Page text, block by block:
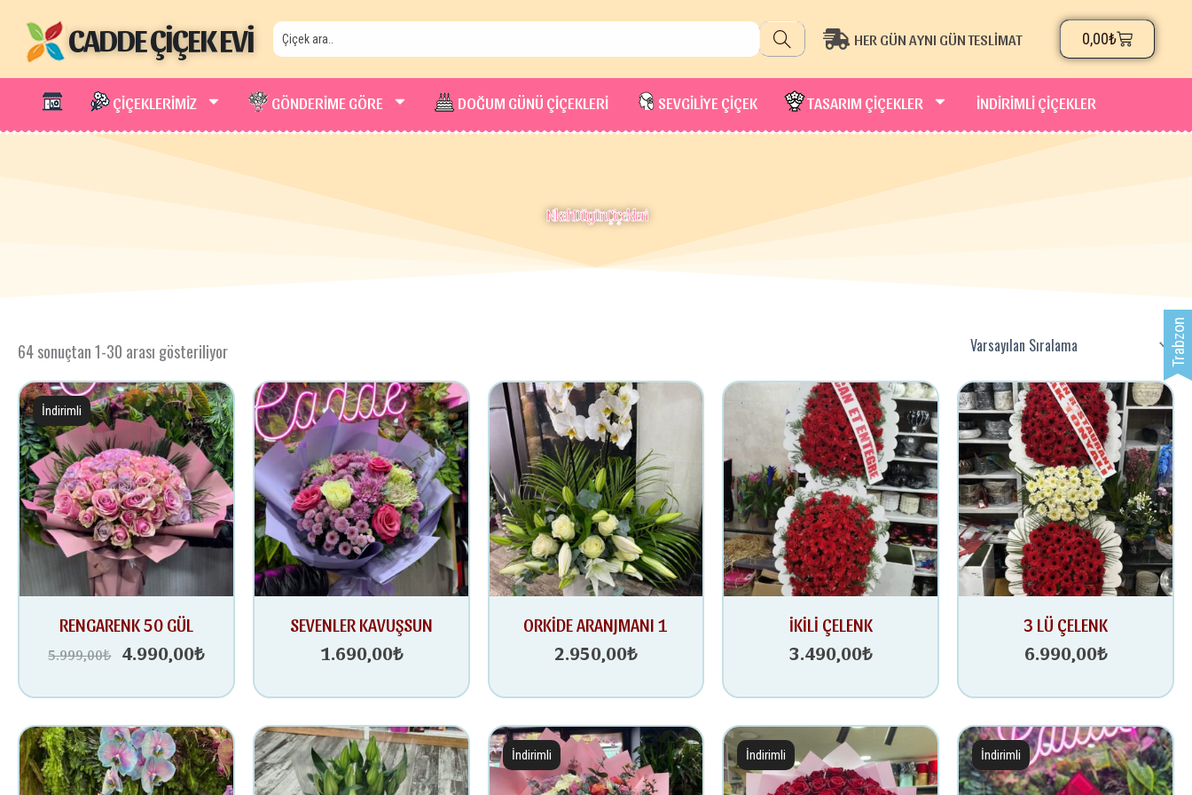
CADDE ÇİÇEK EVİ HER GÜN AYNI GÜN TESLİMAT 0,00₺Cart
ÇİÇEKLERİMİZ GÖNDERİME GÖRE DOĞUM GÜNÜ ÇİÇEKLERİ SEVGİLİYE ÇİÇEK TASARIM ÇİÇEKLER İNDIRIMLI ÇIÇEKLER
Nikah Dügün Çiçekleri
Trabzon
64 sonuçtan 1-30 arası gösteriliyor
İndirimli
RENGARENK 50 GÜL
5.999,00₺
Orijinal
5.999,00₺.
4.990,00₺fiyat:
SEVENLER KAVUŞSUN
1.690,00₺
ORKİDE ARANJMANI 1
2.950,00₺
İKİLİ ÇELENK
3.490,00₺
3 LÜ ÇELENK
6.990,00₺
İndirimli İndirimli İndirimli